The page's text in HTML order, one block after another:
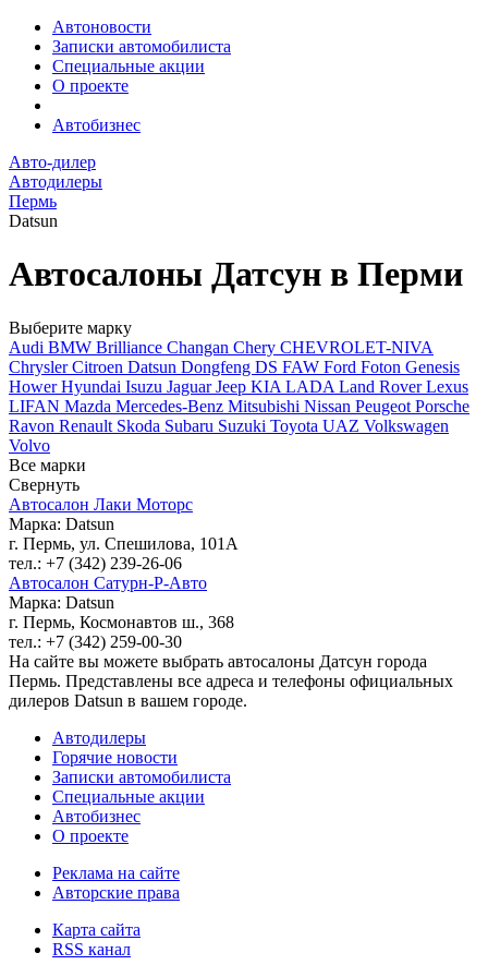
Автоновости
Записки автомобилиста
Специальные акции
О проекте
Автобизнес
Авто-дилер
Автодилеры
Пермь
Datsun
Автосалоны Датсун в Перми
Выберите марку
Audi BMW Brilliance Changan Chery CHEVROLET-NIVA
ChryslerCitroen Datsun Dongfeng DS FAW Ford Foton Genesis
HowerHyundai Isuzu JaguarJeep KIA LADA Land RoverLexus
LIFAN Mazda Mercedes-Benz Mitsubishi Nissan Peugeot Porsche
Ravon Renault Skoda Subaru Suzuki Toyota UAZ Volkswagen
Volvo
Все марки
Свернуть
Автосалон Лаки Моторс
Марка: Datsun
г. Пермь, ул. Спешилова, 101А
тел.: +7 (342) 239-26-06
Автосалон Сатурн-Р-Авто
Марка: Datsun
г. Пермь, Космонавтов ш., 368
тел.: +7 (342) 259-00-30
На сайте вы можете выбрать автосалоны Датсун города
Пермь. Представлены все адреса и телефоны официальных
дилеров Datsun в вашем городе.
Автодилеры
Горячие новости
Записки автомобилиста
Специальные акции
Автобизнес
О проекте
Реклама на сайте
Авторские права
Карта сайта
RSS канал